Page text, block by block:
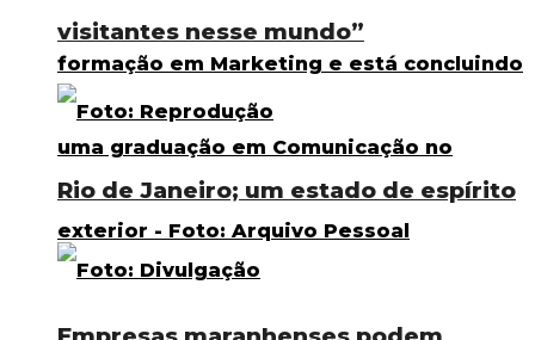
visitantes nesse mundo”
Rio de Janeiro; um estado de espírito